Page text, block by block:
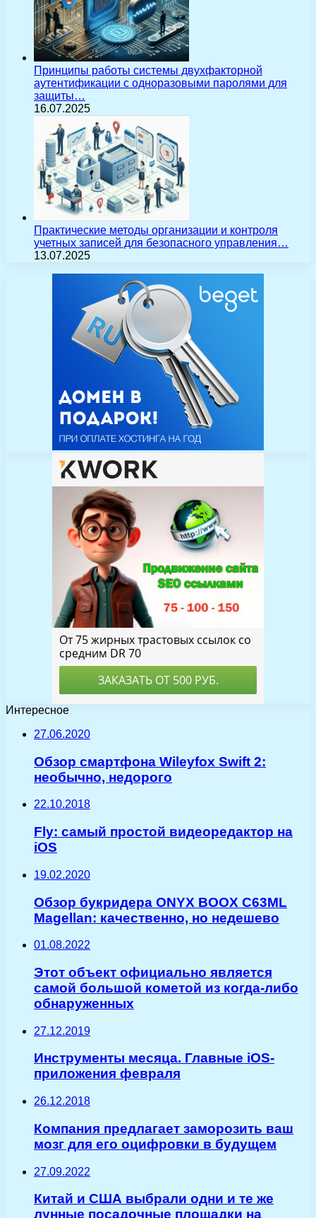
Принципы работы системы двухфакторной
аутентификации с одноразовыми паролями для
защиты…
16.07.2025
Практические методы организации и контроля
учетных записей для безопасного управления…
13.07.2025
Интересное
27.06.2020
Обзор смартфона Wileyfox Swift 2:
необычно, недорого
22.10.2018
Fly: самый простой видеоредактор на
iOS
19.02.2020
Обзор букридера ONYX BOOX C63ML
Magellan: качественно, но недешево
01.08.2022
Этот объект официально является
самой большой кометой из когда-либо
обнаруженных
27.12.2019
Инструменты месяца. Главные iOS-
приложения февраля
26.12.2018
Компания предлагает заморозить ваш
мозг для его оцифровки в будущем
27.09.2022
Китай и США выбрали одни и те же
лунные посадочные площадки на